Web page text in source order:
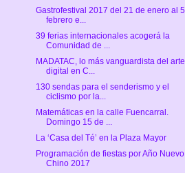
Gastrofestival 2017 del 21 de enero al 5
febrero e...
39 ferias internacionales acogerá la
Comunidad de ...
MADATAC, lo más vanguardista del arte
digital en C...
130 sendas para el senderismo y el
ciclismo por la...
Matemáticas en la calle Fuencarral.
Domingo 15 de ...
La ‘Casa del Té’ en la Plaza Mayor
Programación de fiestas por Año Nuevo
Chino 2017